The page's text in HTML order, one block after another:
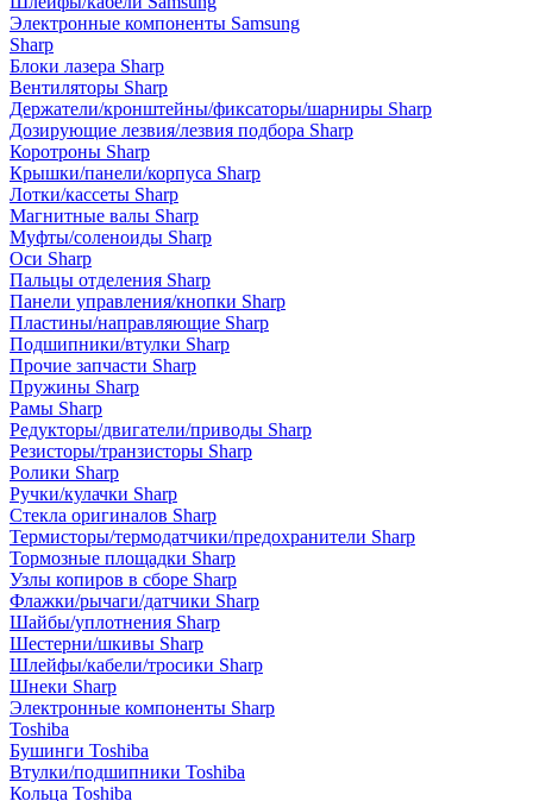
Электронные компоненты Samsung
Sharp
Блоки лазера Sharp
Вентиляторы Sharp
Держатели/кронштейны/фиксаторы/шарниры Sharp
Дозирующие лезвия/лезвия подбора Sharp
Коротроны Sharp
Крышки/панели/корпуса Sharp
Лотки/кассеты Sharp
Магнитные валы Sharp
Муфты/соленоиды Sharp
Оси Sharp
Пальцы отделения Sharp
Панели управления/кнопки Sharp
Пластины/направляющие Sharp
Подшипники/втулки Sharp
Прочие запчасти Sharp
Пружины Sharp
Рамы Sharp
Редукторы/двигатели/приводы Sharp
Резисторы/транзисторы Sharp
Ролики Sharp
Ручки/кулачки Sharp
Стекла оригиналов Sharp
Термисторы/термодатчики/предохранители Sharp
Тормозные площадки Sharp
Узлы копиров в сборе Sharp
Флажки/рычаги/датчики Sharp
Шайбы/уплотнения Sharp
Шестерни/шкивы Sharp
Шлейфы/кабели/тросики Sharp
Шнеки Sharp
Электронные компоненты Sharp
Toshiba
Бушинги Toshiba
Втулки/подшипники Toshiba
Кольца Toshiba